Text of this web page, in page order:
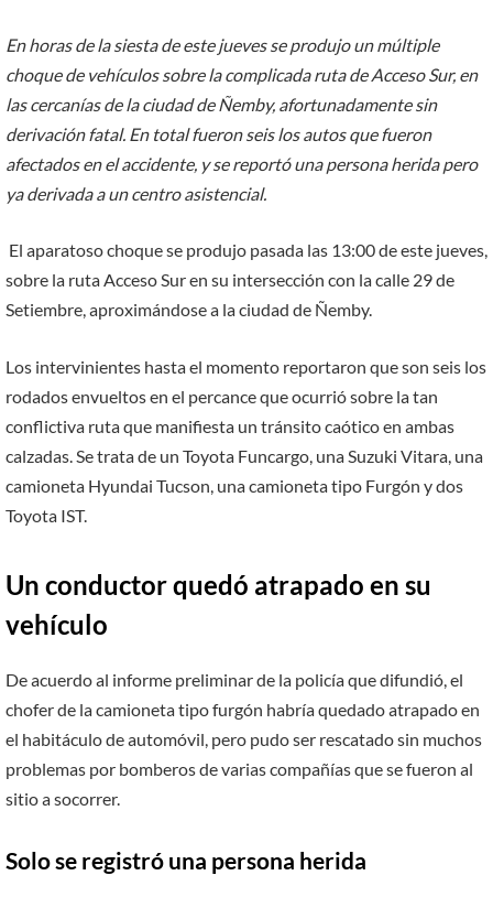
En horas de la siesta de este jueves se produjo un múltiple
choque de vehículos sobre la complicada ruta de Acceso Sur, en
las cercanías de la ciudad de Ñemby, afortunadamente sin
derivación fatal. En total fueron seis los autos que fueron
afectados en el accidente, y se reportó una persona herida pero
ya derivada a un centro asistencial.
El aparatoso choque se produjo pasada las 13:00 de este jueves,
sobre la ruta Acceso Sur en su intersección con la calle 29 de
Setiembre, aproximándose a la ciudad de Ñemby.
Los intervinientes hasta el momento reportaron que son seis los
rodados envueltos en el percance que ocurrió sobre la tan
conflictiva ruta que manifiesta un tránsito caótico en ambas
calzadas. Se trata de un Toyota Funcargo, una Suzuki Vitara, una
camioneta Hyundai Tucson, una camioneta tipo Furgón y dos
Toyota IST.
Un conductor quedó atrapado en su
vehículo
De acuerdo al informe preliminar de la policía que difundió, el
chofer de la camioneta tipo furgón habría quedado atrapado en
el habitáculo de automóvil, pero pudo ser rescatado sin muchos
problemas por bomberos de varias compañías que se fueron al
sitio a socorrer.
Solo se registró una persona herida